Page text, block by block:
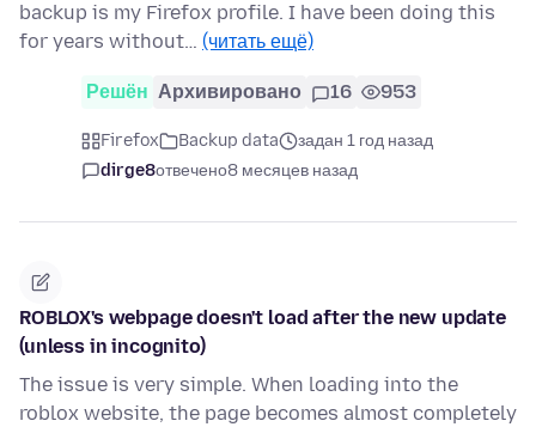
backup is my Firefox profile. I have been doing this
for years without… (читать ещё)
Решён Архивировано 16 953
Firefox Backup data
задан 1 год назад
dirge8отвечено8 месяцев назад
ROBLOX's webpage doesn't load after the new update
(unless in incognito)
The issue is very simple. When loading into the
roblox website, the page becomes almost completely